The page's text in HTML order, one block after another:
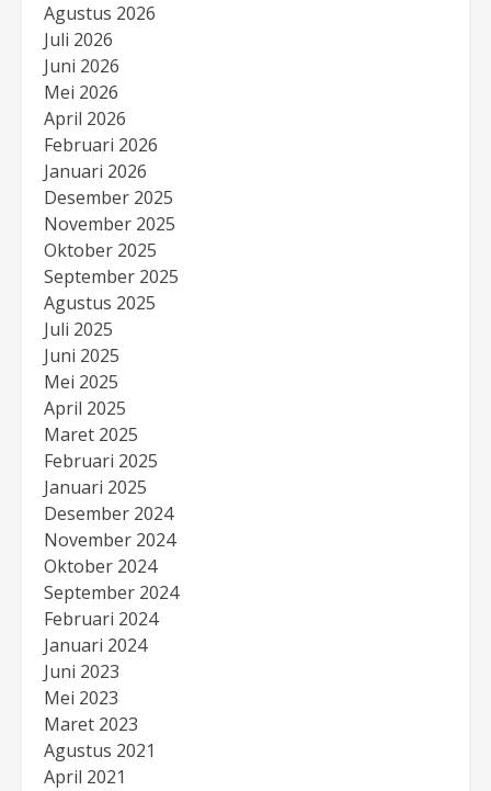
Agustus 2026
Juli 2026
Juni 2026
Mei 2026
April 2026
Februari 2026
Januari 2026
Desember 2025
November 2025
Oktober 2025
September 2025
Agustus 2025
Juli 2025
Juni 2025
Mei 2025
April 2025
Maret 2025
Februari 2025
Januari 2025
Desember 2024
November 2024
Oktober 2024
September 2024
Februari 2024
Januari 2024
Juni 2023
Mei 2023
Maret 2023
Agustus 2021
April 2021